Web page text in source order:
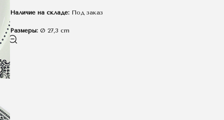
Наличие на складе: Под заказ
Размеры: Ø 27,3 cm